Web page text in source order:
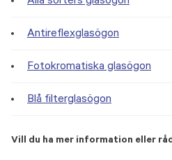
Antireflexglasögon
Fotokromatiska glasögon
Blå filterglasögon
Vill du ha mer information eller